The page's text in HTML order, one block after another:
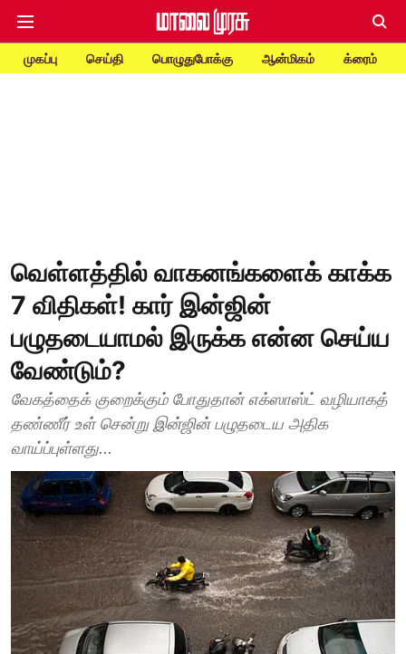
முகப்பு செய்தி பொழுதுபோக்கு ஆன்மிகம் க்ரைம்
வெள்ளத்தில் வாகனங்களைக் காக்க
7 விதிகள்! கார் இன்ஜின்
பழுதடையாமல் இருக்க என்ன செய்ய
வேண்டும்?
வேகத்தைக் குறைக்கும் போதுதான் எக்ஸாஸ்ட் வழியாகத்
தண்ணீர் உள் சென்று இன்ஜின் பழுதடைய அதிக
வாய்ப்புள்ளது...